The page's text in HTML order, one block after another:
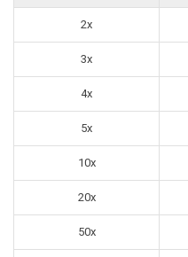
2x
3x
4x
5x
10x
20x
50x